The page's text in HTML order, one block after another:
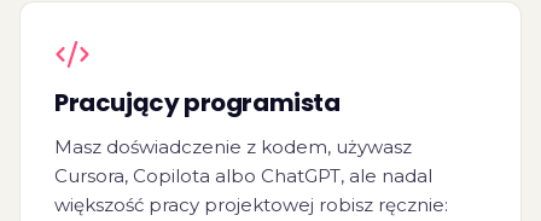
Pracujący programista
Masz doświadczenie z kodem, używasz
Cursora, Copilota albo ChatGPT, ale nadal
większość pracy projektowej robisz ręcznie: